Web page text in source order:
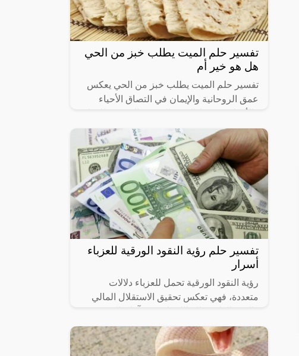
تفسير حلم الميت يطلب خبز من الحي
هل هو خير أم
تفسير حلم الميت يطلب خبز من الحي يعكس
عمق الروحانية والإيمان في التصاق الأحياء
والتغذية الروحية. يُظهر هذا الحلم
تفسير حلم رؤية النقود الورقية للعزباء
أسرار
رؤية النقود الورقية تحمل للعزباء دلالات
متعددة، فهي تعكس تحقيق الاستقلال المالي
والتحقق من تحقيق الأهداف. تساهم هذه